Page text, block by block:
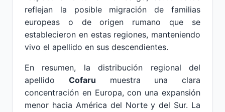
reflejan la posible migración de familias
europeas o de origen rumano que se
establecieron en estas regiones, manteniendo
vivo el apellido en sus descendientes.
En resumen, la distribución regional del
apellido Cofaru muestra una clara
concentración en Europa, con una expansión
menor hacia América del Norte y del Sur. La